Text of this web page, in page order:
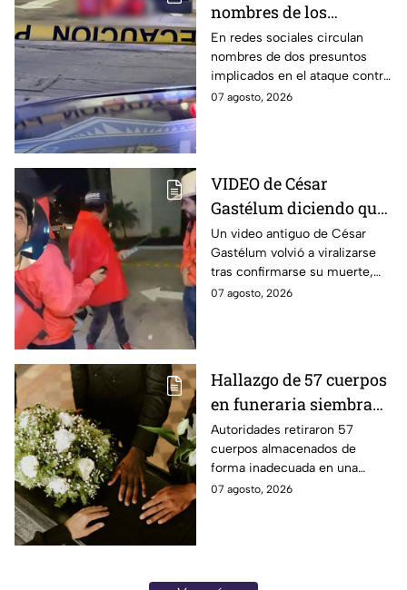
nombres de los
presuntos implicados
en ataque contra César
Gastélum en Culiacán
En redes sociales circulan
nombres de dos presuntos
implicados en el ataque contra
el creador de contenido César
07 agosto, 2026
VIDEO de César
Gastélum diciendo que
‘todo fue una broma’
confunde a usuarios
tras su muerte
Un video antiguo de César
Gastélum volvió a viralizarse
tras confirmarse su muerte,
provocando dudas entre
07 agosto, 2026
Hallazgo de 57 cuerpos
en funeraria siembra
dudas entre familias
que recibieron cenizas
de sus seres queridos
Autoridades retiraron 57
cuerpos almacenados de
forma inadecuada en una
funeraria de Chicago. Familias
07 agosto, 2026